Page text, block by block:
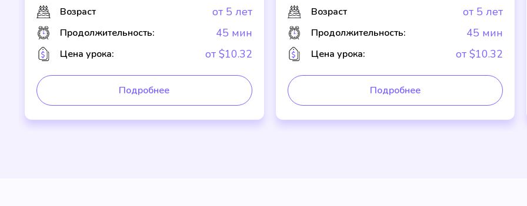
Возраст от 5 лет
Продолжительность: 45 мин
Цена урока: от $10.32
Подробнее
Возраст от 5 лет
Продолжительность: 45 мин
Цена урока: от $10.32
Подробнее